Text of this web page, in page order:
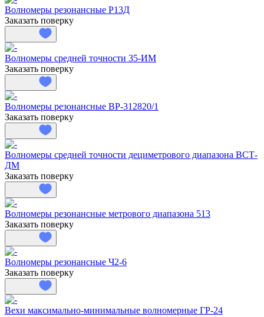
Волномеры резонансные Р13Д
Заказать поверку
Волномеры средней точности 35-ИМ
Заказать поверку
Волномеры резонансные ВР-312820/1
Заказать поверку
Волномеры средней точности дециметрового диапазона ВСТ-
ДМ
Заказать поверку
Волномеры резонансные метрового диапазона 513
Заказать поверку
Волномеры резонансные Ч2-6
Заказать поверку
Вехи максимально-минимальные волномерные ГР-24